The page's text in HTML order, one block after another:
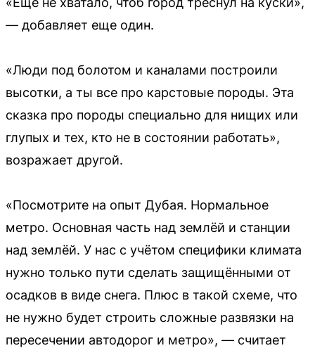
— добавляет еще один.
«Люди под болотом и каналами построили
высотки, а ты все про карстовые породы. Эта
сказка про породы специально для нищих или
глупых и тех, кто не в состоянии работать»,
возражает другой.
«Посмотрите на опыт Дубая. Нормальное
метро. Основная часть над землёй и станции
над землёй. У нас с учётом специфики климата
нужно только пути сделать защищёнными от
осадков в виде снега. Плюс в такой схеме, что
не нужно будет строить сложные развязки на
пересечении автодорог и метро», — считает